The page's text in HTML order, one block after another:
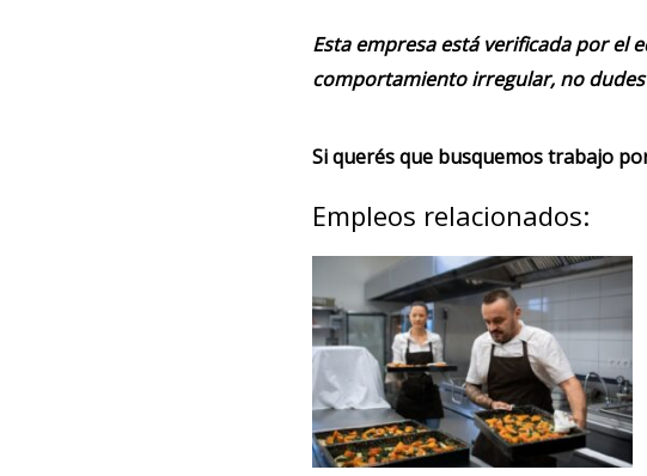
Esta empresa está verificada por el
comportamiento irregular, no
Si querés que busquemos trabajo
Empleos relacionados: